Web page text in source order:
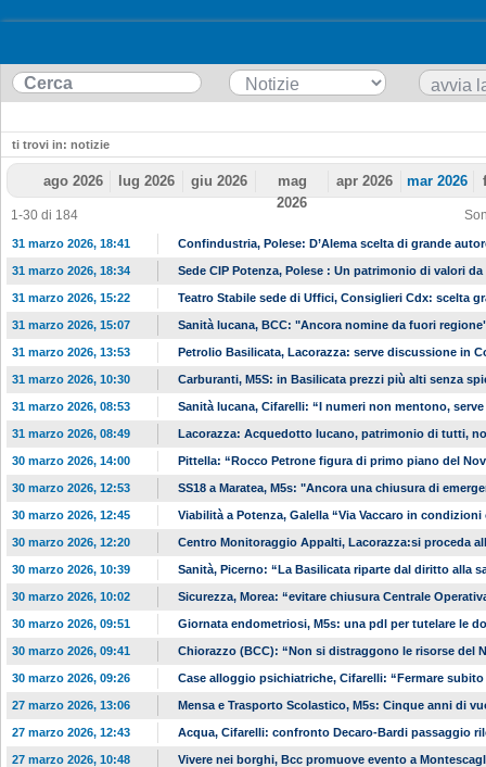
ti trovi in: notizie
ago 2026 lug 2026 giu 2026
mag
2026
apr 2026 mar 2026
1-30 di 184
Confindustria, Polese: D’Alema scelta di grande
31 marzo 2026, 18:41
Sede CIP Potenza, Polese : Un patrimonio di valori
31 marzo 2026, 18:34
Teatro Stabile sede di Uffici, Consiglieri Cdx: scelta
31 marzo 2026, 15:22
Sanità lucana, BCC: "Ancora nomine da fuori
31 marzo 2026, 15:07
Petrolio Basilicata, Lacorazza: serve discussione in
31 marzo 2026, 13:53
Carburanti, M5S: in Basilicata prezzi più alti senza
31 marzo 2026, 10:30
Sanità lucana, Cifarelli: “I numeri non mentono,
31 marzo 2026, 08:53
Lacorazza: Acquedotto lucano, patrimonio di tutti,
31 marzo 2026, 08:49
Pittella: “Rocco Petrone figura di primo piano del
30 marzo 2026, 14:00
SS18 a Maratea, M5s: "Ancora una chiusura di
30 marzo 2026, 12:53
Viabilità a Potenza, Galella “Via Vaccaro in condizioni
30 marzo 2026, 12:45
Centro Monitoraggio Appalti, Lacorazza:si proceda
30 marzo 2026, 12:20
Sanità, Picerno: “La Basilicata riparte dal diritto alla
30 marzo 2026, 10:39
Sicurezza, Morea: “evitare chiusura Centrale
30 marzo 2026, 10:02
Giornata endometriosi, M5s: una pdl per tutelare le
30 marzo 2026, 09:51
Chiorazzo (BCC): “Non si distraggono le risorse del
30 marzo 2026, 09:41
Case alloggio psichiatriche, Cifarelli: “Fermare subito
30 marzo 2026, 09:26
Mensa e Trasporto Scolastico, M5s: Cinque anni di
27 marzo 2026, 13:06
Acqua, Cifarelli: confronto Decaro-Bardi passaggio
27 marzo 2026, 12:43
Vivere nei borghi, Bcc promuove evento a
27 marzo 2026, 10:48